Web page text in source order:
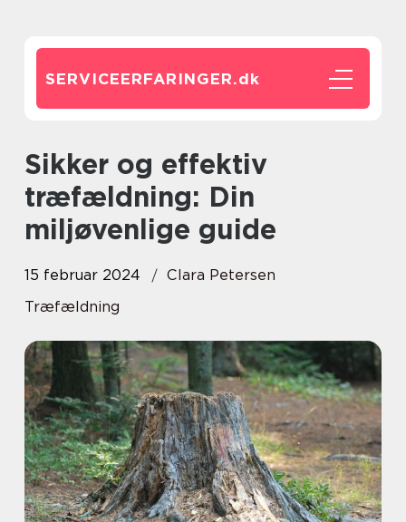
SERVICEERFARINGER.dk
Sikker og effektiv
træfældning: Din
miljøvenlige guide
15 februar 2024
Clara Petersen
Træfældning